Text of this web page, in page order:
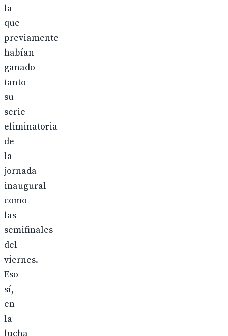
la
que
previamente
habían
ganado
tanto
su
serie
eliminatoria
de
la
jornada
inaugural
como
las
semifinales
del
viernes.
Eso
sí,
en
la